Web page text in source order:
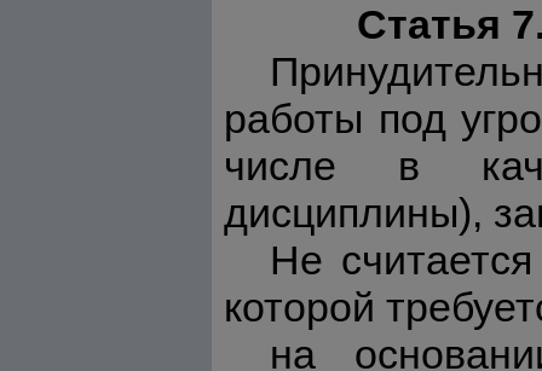
Статья
работы под
числе в
дисциплины),
Не
которой
на